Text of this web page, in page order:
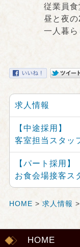
従業員食堂に
昼と夜の2回
一人暮らし
求人情報
【中途採用】
客室担当スタッ
【パート採用】
お食会場接客ス
HOME > 求人情報
HOME